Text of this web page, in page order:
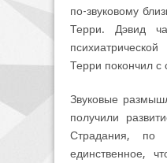
по-звуковому
Терри. Дэвид
Терри покончил с
Звуковые
получили
Страдания,
единственное,